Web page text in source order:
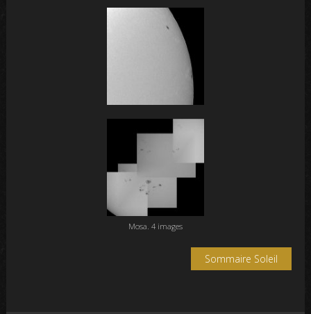
Mosa. 4 images
Sommaire Soleil